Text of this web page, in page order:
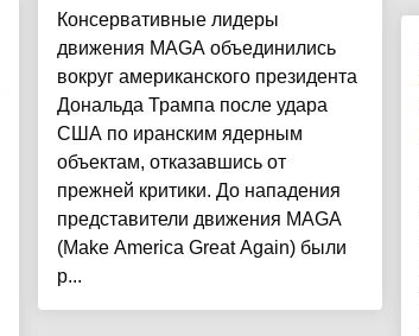
Консервативные лидеры
движения MAGA объединились
вокруг американского президента
Дональда Трампа после удара
США по иранским ядерным
объектам, отказавшись от
прежней критики. До нападения
представители движения MAGA
(Make America Great Again) были
р...